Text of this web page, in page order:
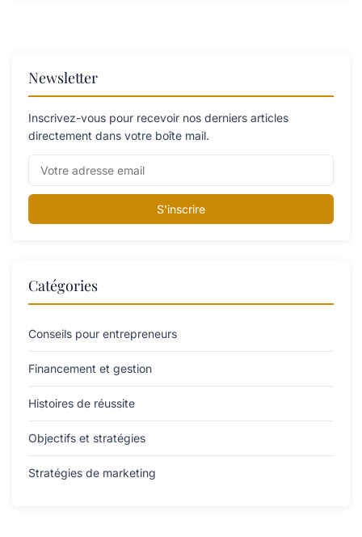
Newsletter
Inscrivez-vous pour recevoir nos derniers articles
directement dans votre boîte mail.
S'inscrire
Catégories
Conseils pour entrepreneurs
Financement et gestion
Histoires de réussite
Objectifs et stratégies
Stratégies de marketing